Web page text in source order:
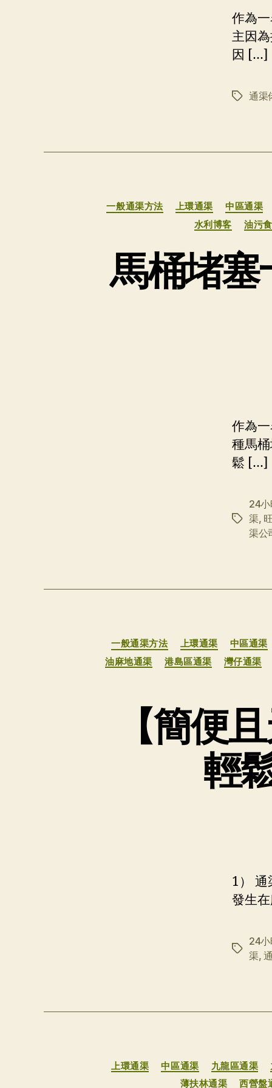
作為
主因
因 […]
标
通渠
一般通渠方法 上環通渠
中區通渠
水利博客
油污
馬桶堵塞
作為
種馬
鬆 […]
标
24
渠,
渠公
一般通渠方法 上環通渠
中區通渠
油麻地通渠
港島區通渠 灣仔通渠
【簡便
輕
1）
發生
标
24
渠,
上環通渠 中區通渠 九龍區通渠
薄扶林通渠
西營盤